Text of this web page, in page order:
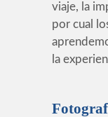
viaje, la
por cual
la